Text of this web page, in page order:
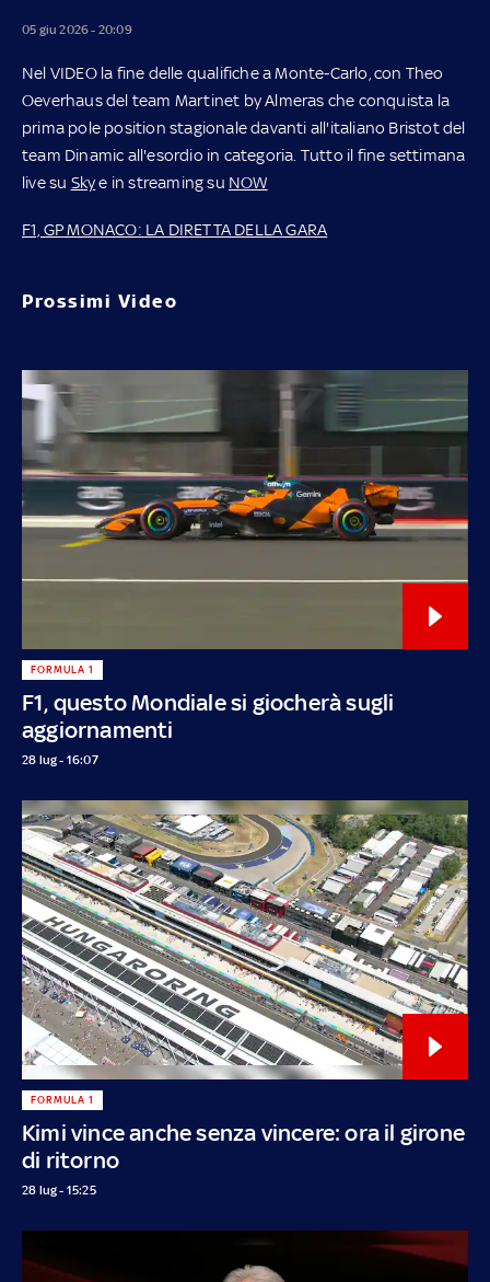
05 giu 2026 - 20:09
Nel VIDEO la fine delle qualifiche a Monte-Carlo, con Theo
Oeverhaus del team Martinet by Almeras che conquista la
prima pole position stagionale davanti all'italiano Bristot del
team Dinamic all'esordio in categoria. Tutto il fine settimana
live su Skye in streaming su NOW
F1, GP MONACO: LA DIRETTA DELLA GARA
Prossimi Video
F1, questo Mondiale si giocherà sugli
aggiornamenti
FORMULA 1
28 lug - 16:07
Kimi vince anche senza vincere: ora il girone
di ritorno
FORMULA 1
28 lug - 15:25